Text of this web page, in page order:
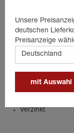
Details
Verzinkt
Unsere
deutschen
Preisanzeige
mit Auswahl